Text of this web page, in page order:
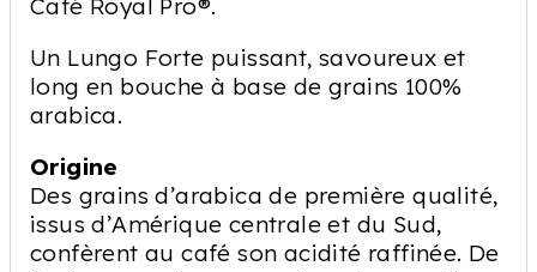
Café Royal Pro®.
Un Lungo Forte puissant, savoureux et
long en bouche à base de grains 100%
arabica.
Origine
Des grains d’arabica de première qualité,
issus d’Amérique centrale et du Sud,
confèrent au café son acidité raffinée. De